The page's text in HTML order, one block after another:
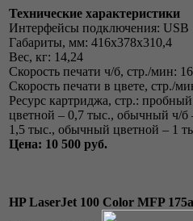
Технические характеристики
Интерфейсы подключения: USB
Габариты, мм: 416x378x310,4
Вес, кг: 14,24
Скорость печати ч/б, стр./мин: 16
Скорость печати в цвете, стр./
Ресурс картриджа, стр.:
цветной – 0,7 тыс., обычный ч/б
1,5 тыс., обычный цветной – 1
Цена: 10 500 руб.
HP LaserJet 100 Color MFP 175a